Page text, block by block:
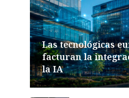
Las tecnológicas
facturan la
la IA